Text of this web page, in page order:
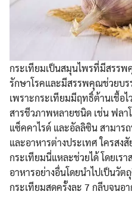
กระเทียมเป็นสมุนไพรที่มีสรรพ
รักษาโรคและมีสรรพคุณช่วยบร
เพราะกระเทียมมีฤทธิ์ต้านเชื้อ
สารชีวภาพหลายชนิด เช่น ฟลา
แซ็คคาไรด์ และอัลลิซิน สามาร
และอาหารต่างประเทศ ใครสง
กระเทียมนี่แหละช่วยได้ โดยเร
อาหารอย่างอื่นโดยนำไปเป็นวัต
กระเทียมสดครั้งละ 7 กลีบจนอ